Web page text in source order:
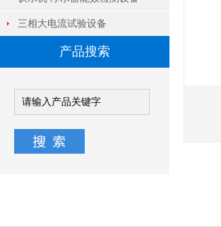
三相大电流试验设备
产品搜索